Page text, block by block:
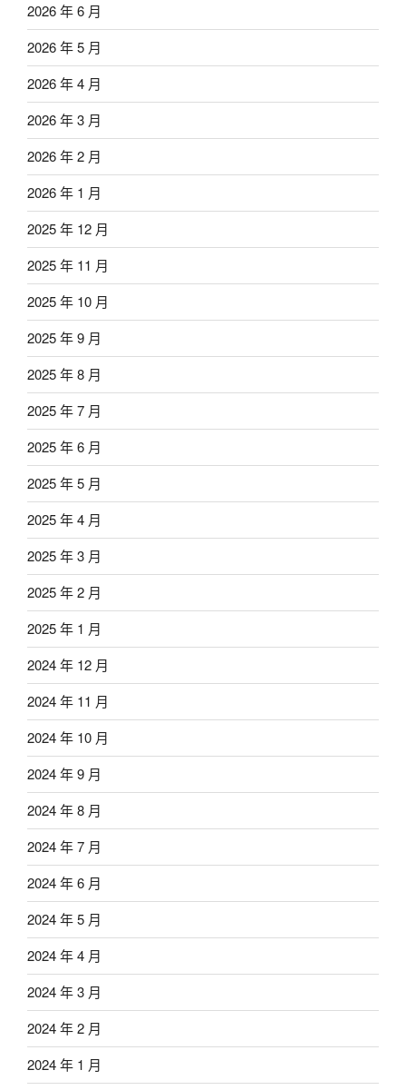
2026 年 6 月
2026 年 5 月
2026 年 4 月
2026 年 3 月
2026 年 2 月
2026 年 1 月
2025 年 12 月
2025 年 11 月
2025 年 10 月
2025 年 9 月
2025 年 8 月
2025 年 7 月
2025 年 6 月
2025 年 5 月
2025 年 4 月
2025 年 3 月
2025 年 2 月
2025 年 1 月
2024 年 12 月
2024 年 11 月
2024 年 10 月
2024 年 9 月
2024 年 8 月
2024 年 7 月
2024 年 6 月
2024 年 5 月
2024 年 4 月
2024 年 3 月
2024 年 2 月
2024 年 1 月